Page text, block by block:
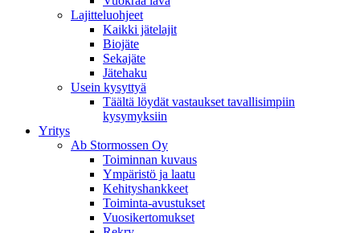
Lajitteluohjeet
Kaikki jätelajit
Biojäte
Sekajäte
Jätehaku
Usein kysyttyä
Täältä löydät vastaukset tavallisimpiin
kysymyksiin
Yritys
Ab Stormossen Oy
Toiminnan kuvaus
Ympäristö ja laatu
Kehityshankkeet
Toiminta-avustukset
Vuosikertomukset